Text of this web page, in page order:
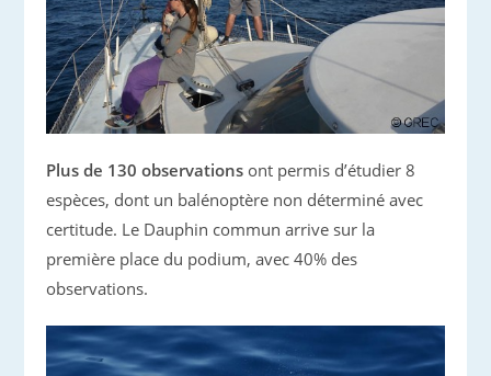
Plus de 130 observations ont permis d’étudier 8
espèces, dont un balénoptère non déterminé avec
certitude. Le Dauphin commun arrive sur la
première place du podium, avec 40% des
observations.